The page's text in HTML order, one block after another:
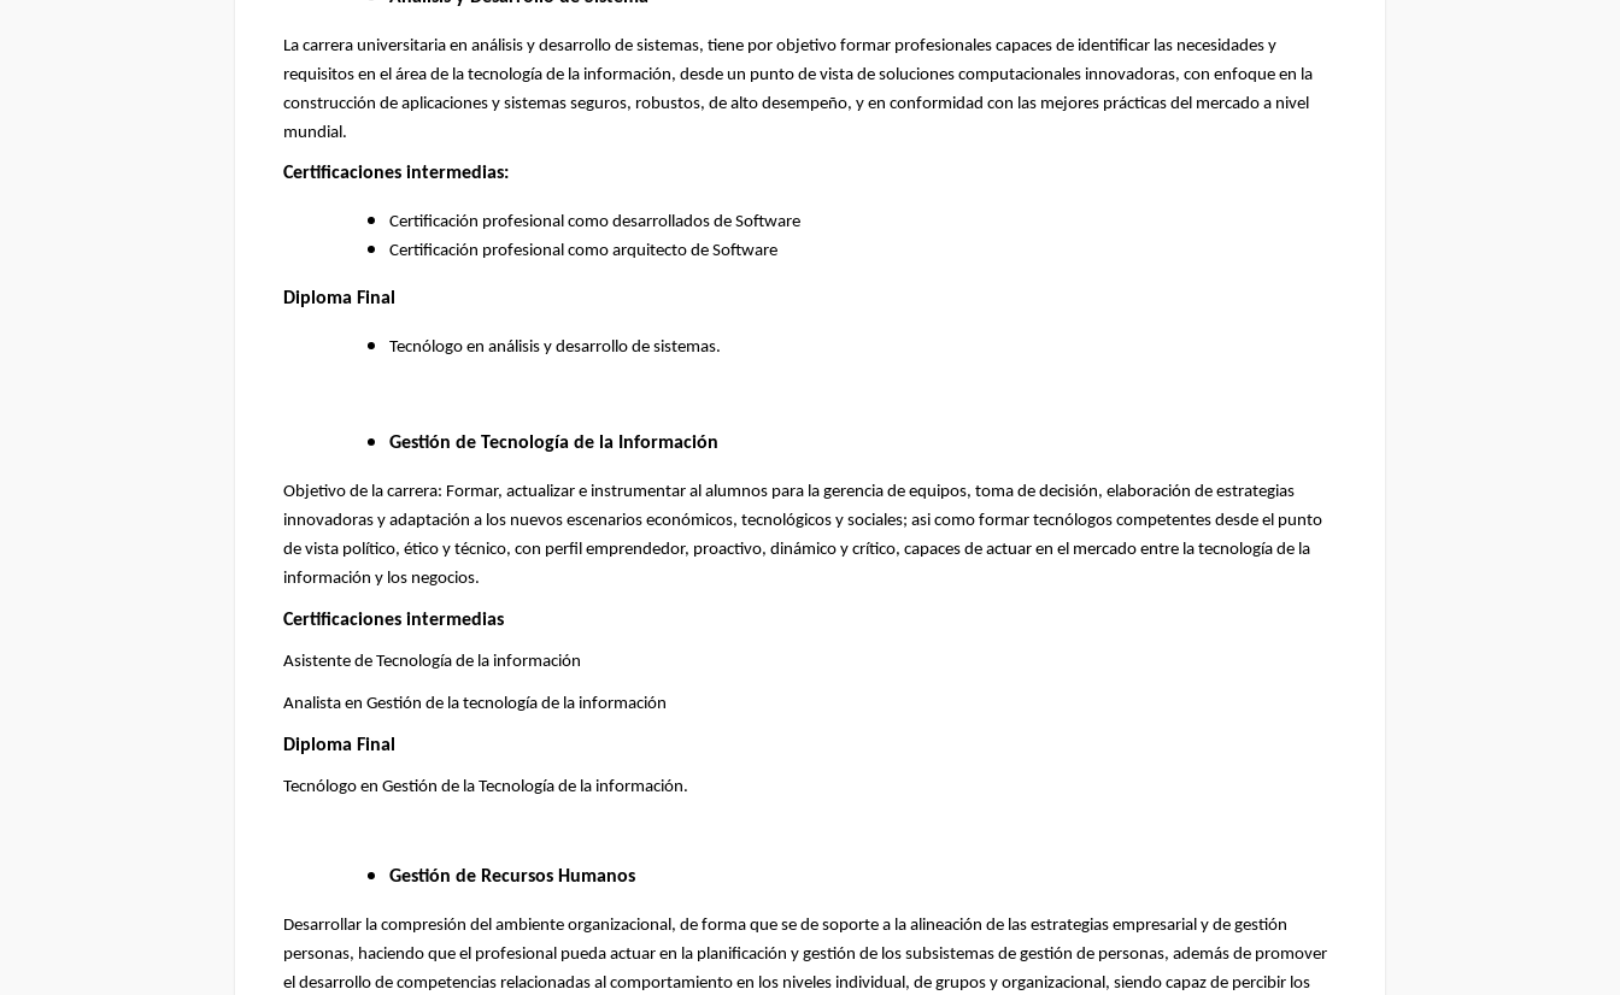
La carrera universitaria en análisis y desarrollo de sistemas, tiene por objetivo formar profesionales capaces de identificar las necesidades y
requisitos en el área de la tecnología de la información, desde un punto de vista de soluciones computacionales innovadoras, con enfoque en la
construcción de aplicaciones y sistemas seguros, robustos, de alto desempeño, y en conformidad con las mejores prácticas del mercado a nivel
mundial.
Certificaciones intermedias:
Certificación profesional como desarrollados de Software
Certificación profesional como arquitecto de Software
Diploma Final
Tecnólogo en análisis y desarrollo de sistemas.
Gestión de Tecnología de la Información
Objetivo de la carrera: Formar, actualizar e instrumentar al alumnos para la gerencia de equipos, toma de decisión, elaboración de estrategias
innovadoras y adaptación a los nuevos escenarios económicos, tecnológicos y sociales; asi como formar tecnólogos competentes desde el punto
de vista político, ético y técnico, con perfil emprendedor, proactivo, dinámico y crítico, capaces de actuar en el mercado entre la tecnología de la
información y los negocios.
Certificaciones intermedias
Asistente de Tecnología de la información
Analista en Gestión de la tecnología de la información
Diploma Final
Tecnólogo en Gestión de la Tecnología de la información.
Gestión de Recursos Humanos
Desarrollar la compresión del ambiente organizacional, de forma que se de soporte a la alineación de las estrategias empresarial y de gestión
personas, haciendo que el profesional pueda actuar en la planificación y gestión de los subsistemas de gestión de personas, además de promover
el desarrollo de competencias relacionadas al comportamiento en los niveles individual, de grupos y organizacional, siendo capaz de percibir los